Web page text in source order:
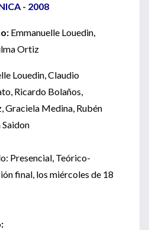
- 2008
Emmanuelle Louedin,
Ortiz
Louedin, Claudio
Ricardo Bolaños,
Graciela Medina, Rubén
Presencial, Teórico-
final, los miércoles de 18